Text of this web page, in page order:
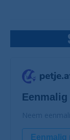
Neem
Eenmalig